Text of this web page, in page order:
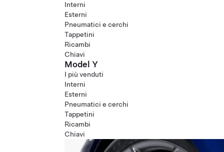
Interni
Esterni
Pneumatici e cerchi
Tappetini
Ricambi
Chiavi
Model Y
I più venduti
Interni
Esterni
Pneumatici e cerchi
Tappetini
Ricambi
Chiavi